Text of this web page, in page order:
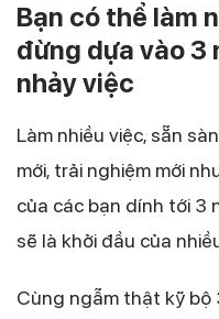
Bạn có thể làm
đừng dựa vào 3
nhảy việc
Làm nhiều việc, sẵn
mới, trải nghiệm mới
của các bạn dính tới 3
sẽ là khởi đầu của
Cùng ngẫm thật kỹ bộ